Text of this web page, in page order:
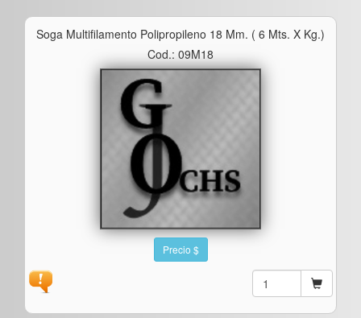
Soga Multifilamento Polipropileno 18 Mm. ( 6 Mts. X Kg.)
Cod.: 09M18
Precio $